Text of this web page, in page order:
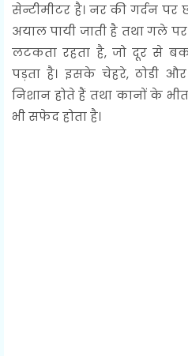
सेन्टीमीटर है। नर की गर्दन
अयाल पायी जाती है तथा गले
लटकता रहता है, जो दूर से
पड़ता है। इसके चेहरे, ठोडी
निशान होते हैं तथा कानों के
भी सफेद होता है।